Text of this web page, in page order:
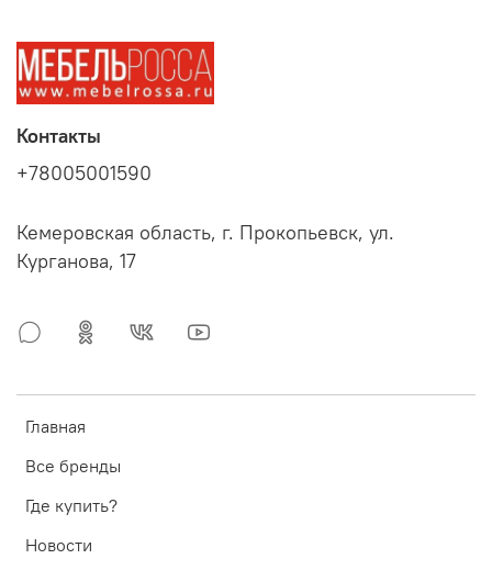
Главная
Все бренды
Где купить?
Новости
Контакты
+78005001590
Кемеровская область, г. Прокопьевск, ул.
Курганова, 17